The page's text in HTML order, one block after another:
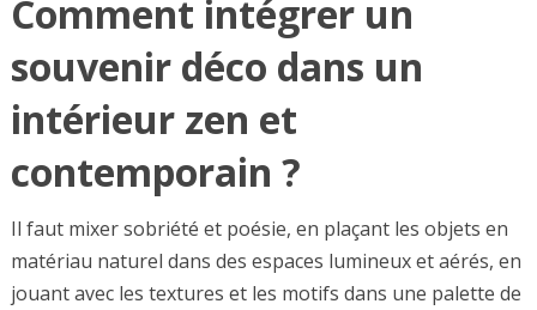
Comment intégrer un
souvenir déco dans un
intérieur zen et
contemporain ?
Il faut mixer sobriété et poésie, en plaçant les objets en
matériau naturel dans des espaces lumineux et aérés, en
jouant avec les textures et les motifs dans une palette de